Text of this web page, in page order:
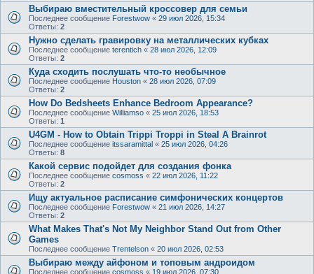
Выбираю вместительный кроссовер для семьи
Последнее сообщение Forestwow « 29 июл 2026, 15:34
Ответы: 2
Нужно сделать гравировку на металлических кубках
Последнее сообщение terentich « 28 июл 2026, 12:09
Ответы: 2
Куда сходить послушать что-то необычное
Последнее сообщение Houston « 28 июл 2026, 07:09
Ответы: 2
How Do Bedsheets Enhance Bedroom Appearance?
Последнее сообщение Williamso « 25 июл 2026, 18:53
Ответы: 1
U4GM - How to Obtain Trippi Troppi in Steal A Brainrot
Последнее сообщение itssaramittal « 25 июл 2026, 04:26
Ответы: 8
Какой сервис подойдет для создания фонка
Последнее сообщение cosmoss « 22 июл 2026, 11:22
Ответы: 2
Ищу актуальное расписание симфонических концертов
Последнее сообщение Forestwow « 21 июл 2026, 14:27
Ответы: 2
What Makes That's Not My Neighbor Stand Out from Other
Games
Последнее сообщение Trentelson « 20 июл 2026, 02:53
Выбираю между айфоном и топовым андроидом
Последнее сообщение cosmoss « 19 июл 2026, 07:30